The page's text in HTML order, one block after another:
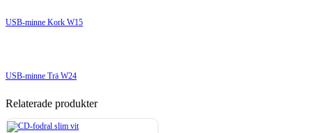
USB-minne Kork W15
USB-minne Trä W24
Relaterade produkter